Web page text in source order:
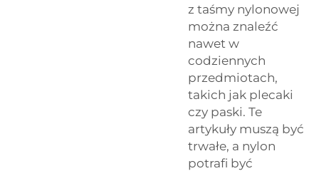
z taśmy nylonowej
można znaleźć
nawet w
codziennych
przedmiotach,
takich jak plecaki
czy paski. Te
artykuły muszą być
trwałe, a nylon
potrafi być